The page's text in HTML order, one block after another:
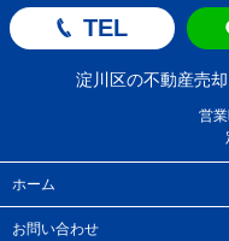
TEL
淀川区の不動産売
営
ホーム
お問い合わせ